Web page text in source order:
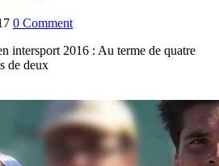
0 Comment
intersport 2016 : Au terme de quatre
de deux